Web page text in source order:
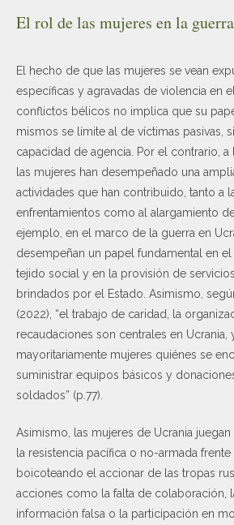
El rol de las mujeres en la guerra
El hecho de que las mujeres se vean
específicas y agravadas de violencia en
conflictos bélicos no implica que su
mismos se límite al de víctimas pasivas,
capacidad de agencia. Por el contrario,
las mujeres han desempeñado una
actividades que han contribuido, tanto a
enfrentamientos como al alargamiento
ejemplo, en el marco de la guerra en
desempeñan un papel fundamental en
tejido social y en la provisión de
brindados por el Estado. Asimismo,
(2022), “el trabajo de caridad, la
recaudaciones son centrales en Ucrania,
mayoritariamente mujeres quiénes se
suministrar equipos básicos y
soldados” (p.77).
Asimismo, las mujeres de Ucrania
la resistencia pacífica o no-armada frente
boicoteando el accionar de las tropas
acciones como la falta de colaboración,
información falsa o la participación en